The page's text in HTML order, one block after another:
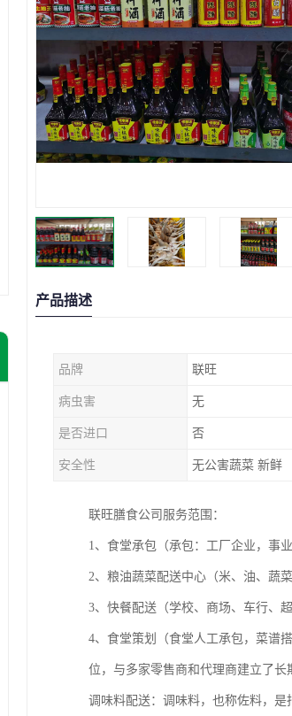
产品描述
品牌 联旺
病虫害 无
是否进口 否
安全性 无公害蔬菜 新鲜
联旺膳食公司服务范围：
1、食堂承包（承包：工厂企业，事
2、粮油蔬菜配送中心（米、油、蔬
3、快餐配送（学校、商场、车行、
4、食堂策划（食堂人工承包，菜谱
位，与多家零售商和代理商建立了长
调味料配送：调味料，也称佐料，